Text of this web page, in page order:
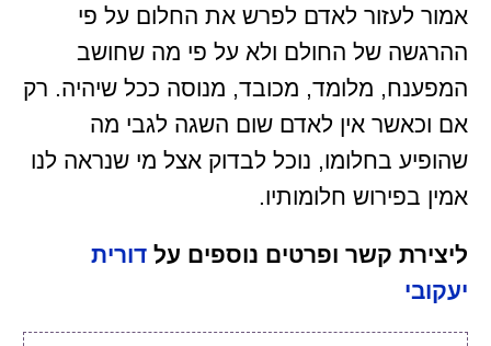
אמור לעזור לאדם לפרש את החלום על פי
ההרגשה של החולם ולא על פי מה שחושב
המפענח, מלומד, מכובד, מנוסה ככל שיהיה. רק
אם וכאשר אין לאדם שום השגה לגבי מה
שהופיע בחלומו, נוכל לבדוק אצל מי שנראה לנו
אמין בפירוש חלומותיו.
ליצירת קשר ופרטים נוספים על דורית
יעקובי